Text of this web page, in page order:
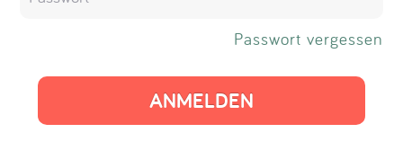
Passwort vergessen